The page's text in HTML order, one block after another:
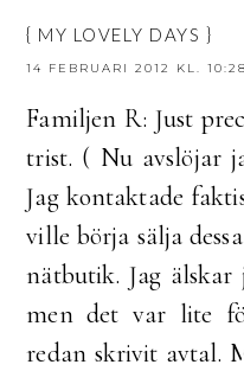
{ MY LOVELY DAYS }
14 FEBRUARI 2012 KL. 10:28
Familjen R: Just
trist. ( Nu avslöjar
Jag kontaktade
ville börja sälja
nätbutik. Jag
men det var lite
redan skrivit avtal.